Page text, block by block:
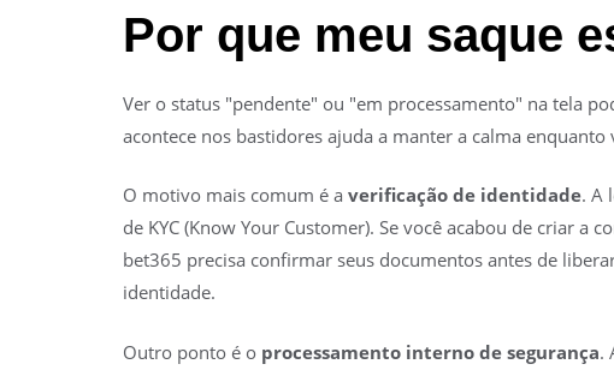
Por que meu saque
Ver o status "pendente" ou "em processamento" na tela
acontece nos bastidores ajuda a manter a calma enquanto
O motivo mais comum é a verificação de identidade. A
de KYC (Know Your Customer). Se você acabou de criar
bet365 precisa confirmar seus documentos antes de
identidade.
Outro ponto é o processamento interno de segurança.